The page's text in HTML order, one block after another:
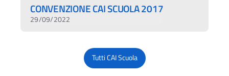
CONVENZIONE CAI SCUOLA 2017
29/09/2022
Tutti CAI Scuola